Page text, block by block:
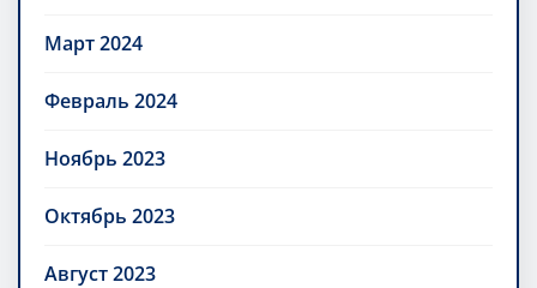
Март 2024
Февраль 2024
Ноябрь 2023
Октябрь 2023
Август 2023